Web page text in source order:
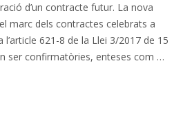
d’un contracte futur. La nova
marc dels contractes celebrats a
621-8 de la Llei 3/2017 de 15
ser confirmatòries, enteses com …